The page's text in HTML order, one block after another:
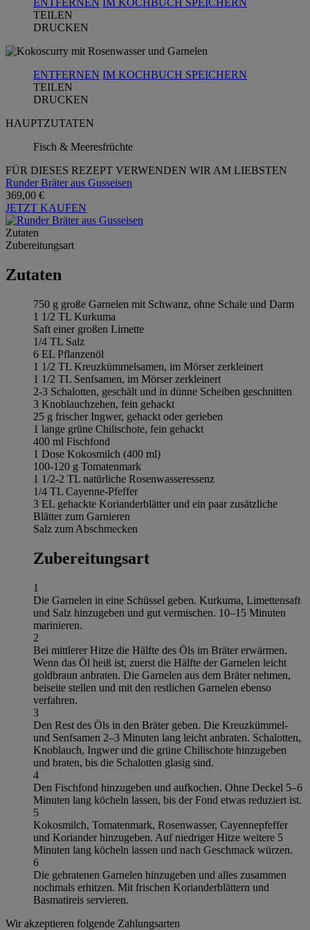
TEILEN
DRUCKEN
ENTFERNEN IM KOCHBUCH SPEICHERN
TEILEN
DRUCKEN
HAUPTZUTATEN
Fisch & Meeresfrüchte
FÜR DIESES REZEPT VERWENDEN WIR AM LIEBSTEN
Runder Bräter aus Gusseisen
369,00 €
JETZT KAUFEN
Zutaten
Zubereitungsart
Zutaten
750 g große Garnelen mit Schwanz, ohne Schale und Darm
1 1/2 TL Kurkuma
Saft einer großen Limette
1/4 TL Salz
6 EL Pflanzenöl
1 1/2 TL Kreuzkümmelsamen, im Mörser zerkleinert
1 1/2 TL Senfsamen, im Mörser zerkleinert
2-3 Schalotten, geschält und in dünne Scheiben geschnitten
3 Knoblauchzehen, fein gehackt
25 g frischer Ingwer, gehackt oder gerieben
1 lange grüne Chilischote, fein gehackt
400 ml Fischfond
1 Dose Kokosmilch (400 ml)
100-120 g Tomatenmark
1 1/2-2 TL natürliche Rosenwasseressenz
1/4 TL Cayenne-Pfeffer
3 EL gehackte Korianderblätter und ein paar zusätzliche
Blätter zum Garnieren
Salz zum Abschmecken
Zubereitungsart
1
Die Garnelen in eine Schüssel geben. Kurkuma, Limettensaft
und Salz hinzugeben und gut vermischen. 10–15 Minuten
marinieren.
2
Bei mittlerer Hitze die Hälfte des Öls im Bräter erwärmen.
Wenn das Öl heiß ist, zuerst die Hälfte der Garnelen leicht
goldbraun anbraten. Die Garnelen aus dem Bräter nehmen,
beiseite stellen und mit den restlichen Garnelen ebenso
verfahren.
3
Den Rest des Öls in den Bräter geben. Die Kreuzkümmel-
und Senfsamen 2–3 Minuten lang leicht anbraten. Schalotten,
Knoblauch, Ingwer und die grüne Chilischote hinzugeben
und braten, bis die Schalotten glasig sind.
4
Den Fischfond hinzugeben und aufkochen. Ohne Deckel 5–6
Minuten lang köcheln lassen, bis der Fond etwas reduziert ist.
5
Kokosmilch, Tomatenmark, Rosenwasser, Cayennepfeffer
und Koriander hinzugeben. Auf niedriger Hitze weitere 5
Minuten lang köcheln lassen und nach Geschmack würzen.
6
Die gebratenen Garnelen hinzugeben und alles zusammen
nochmals erhitzen. Mit frischen Korianderblättern und
Basmatireis servieren.
Wir akzeptieren folgende Zahlungsarten